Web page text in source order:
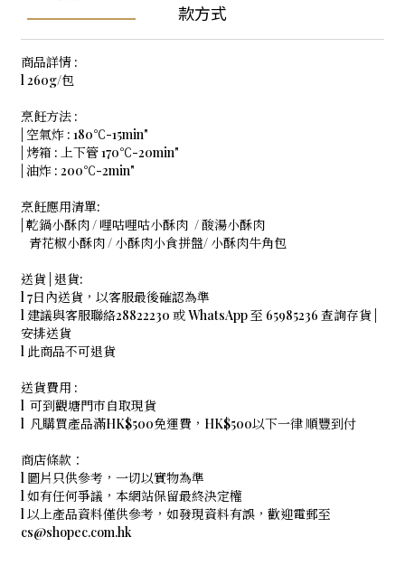
款方式
商品詳情 :
l 260g/包
烹飪方法 :
| 空氣炸 : 180℃-15min"
| 烤箱 : 上下管 170℃-20min"
| 油炸 : 200℃-2min"
烹飪應用清單:
| 乾鍋小酥肉 / 哩咕哩咕小酥肉 / 酸湯小酥肉
青花椒小酥肉 / 小酥肉小食拼盤/ 小酥肉牛角包
送貨 | 退貨:
l 7日內送貨，以客服最後確認為準
l 建議與客服聯絡28822230 或 WhatsApp 至 65985236 查詢存貨 |
安排送貨
l 此商品不可退貨
送貨費用 :
l 可到觀塘門市自取現貨
l 凡購買產品滿HK$500免運費，HK$500以下一律 順豐到付
商店條款：
l 圖片只供參考，一切以實物為準
l 如有任何爭議，本網站保留最終決定權
l 以上產品資料僅供參考，如發現資料有誤，歡迎電郵至
cs@shopec.com.hk